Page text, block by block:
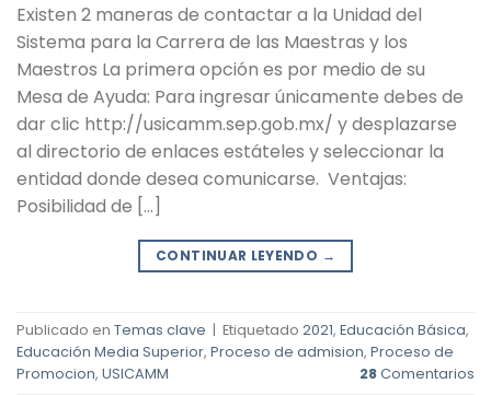
Existen 2 maneras de contactar a la Unidad del
Sistema para la Carrera de las Maestras y los
Maestros La primera opción es por medio de su
Mesa de Ayuda: Para ingresar únicamente debes de
dar clic http://usicamm.sep.gob.mx/ y desplazarse
al directorio de enlaces estáteles y seleccionar la
entidad donde desea comunicarse. Ventajas:
Posibilidad de […]
CONTINUAR LEYENDO →
Publicado en Temas clave | Etiquetado 2021, Educación Básica,
Educación Media Superior, Proceso de admision, Proceso de
Promocion, USICAMM 28Comentarios